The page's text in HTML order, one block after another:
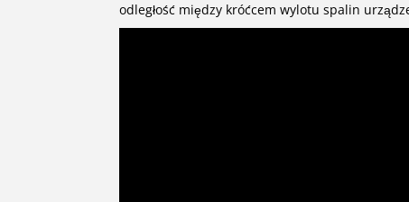
odległość między króćcem wylotu spalin